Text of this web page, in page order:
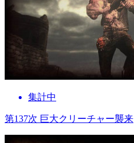
集計中
第137次 巨大クリーチャー襲来